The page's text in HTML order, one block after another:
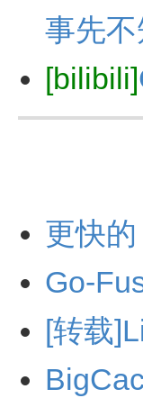
事先
[bilibili]
更快
Go-
[转载